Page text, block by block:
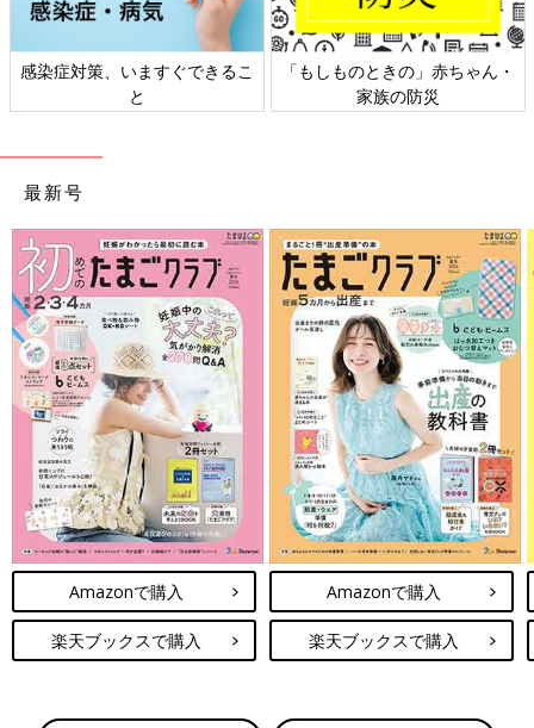
日本外来小児科学会リーフレッ
ト検討会
六星占術 細木かおりさんの人生
相談
最新号
Amazonで購入
楽天ブックスで購入
Amazonで購入
楽天ブックスで購入